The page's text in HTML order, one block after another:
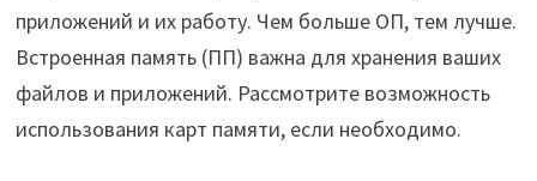
приложений и их работу. Чем больше ОП, тем лучше.
Встроенная память (ПП) важна для хранения ваших
файлов и приложений. Рассмотрите возможность
использования карт памяти, если необходимо.